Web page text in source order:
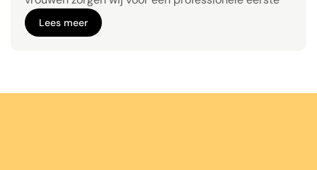
indruk.Lees meer
Lees meer